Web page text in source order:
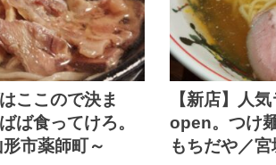
ここので決ま
ば食ってけろ。
市薬師町～
【新店】人
open。つけ
もちだや／